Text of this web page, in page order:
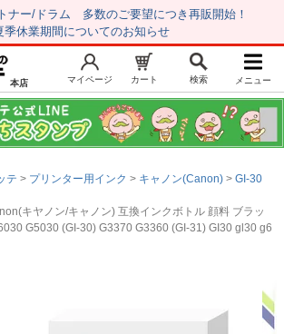
ナー/ドラム 多数のご要望につき再販開始！
季休業期間についてのお知らせ
登録 マイページ
ジ お気に入り
レビュー履歴
本店 マイページ カート 検索 メニュー
テ プリンター用インク キャノン(Canon)
GI-30
キヤノン/キャノン) 互換インクボトル 顔料 ブラッ
G5030 (GI-30) G3370 G3360 (GI-31) GI30 gl30 g6